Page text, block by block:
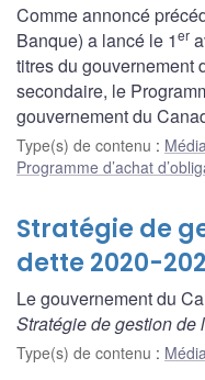
Comme annoncé
Banque) a lancé le 1er
titres du gouvernement
secondaire, le
gouvernement du
Type(s) de contenu :
Programme d’achat
Stratégie de
dette 2020-
Le gouvernement du
Stratégie de gestion de
Type(s) de contenu :